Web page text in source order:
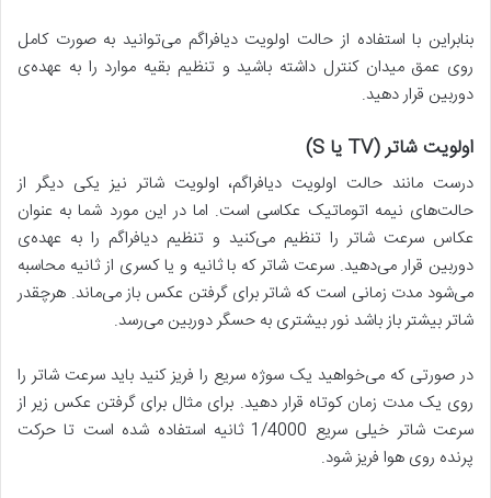
بنابراین با استفاده از حالت اولویت دیافراگم می‌توانید به صورت کامل
روی عمق میدان کنترل داشته باشید و تنظیم بقیه موارد را به عهده‌ی
دوربین قرار دهید.
اولویت شاتر(TV یا
درست مانند حالت اولویت دیافراگم، اولویت شاتر نیز یکی دیگر از
حالت‌های نیمه اتوماتیک عکاسی است. اما در این مورد شما به عنوان
عکاس سرعت شاتر را تنظیم می‌کنید و تنظیم دیافراگم را به عهده‌ی
دوربین قرار می‌دهید. سرعت شاتر که با ثانیه و یا کسری از ثانیه محاسبه
می‌شود مدت زمانی است که شاتر برای گرفتن عکس باز می‌ماند. هرچقدر
شاتر بیشتر باز باشد نور بیشتری به حسگر دوربین می‌رسد.
در صورتی که می‌خواهید یک سوژه سریع را فریز کنید باید سرعت شاتر را
روی یک مدت زمان کوتاه قرار دهید. برای مثال برای گرفتن عکس زیر از
سرعت شاتر خیلی سریع 1/4000 ثانیه استفاده شده است تا حرکت
پرنده روی هوا فریز شود.